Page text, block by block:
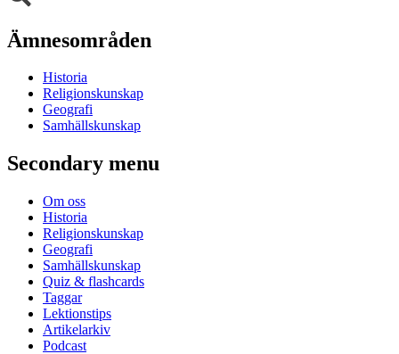
Ämnesområden
Historia
Religionskunskap
Geografi
Samhällskunskap
Secondary menu
Om oss
Historia
Religionskunskap
Geografi
Samhällskunskap
Quiz & flashcards
Taggar
Lektionstips
Artikelarkiv
Podcast